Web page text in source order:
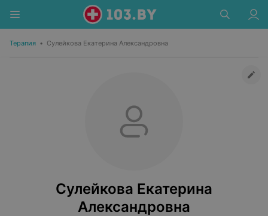
Терапия • Сулейкова Екатерина Александровна
Сулейкова Екатерина
Александровна